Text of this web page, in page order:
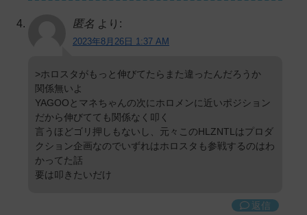
匿名 より:
2023年8月26日 1:37 AM
>ホロスタがもっと伸びてたらまた違ったんだろうか
関係無いよ
YAGOOとマネちゃんの次にホロメンに近いポジション
だから伸びてても関係なく叩く
言うほどゴリ押しもないし、元々このHLZNTLはプロダ
クション企画なのでいずれはホロスタも参戦するのはわ
かってた話
要は叩きたいだけ
返信